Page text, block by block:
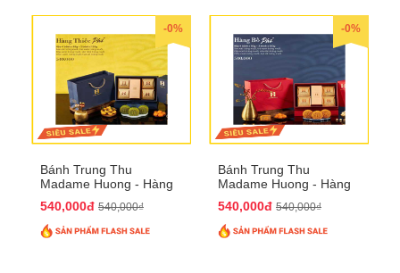
-0%
Bánh Trung Thu
Madame Huong - Hàng
540,000đ 540,000₫
-0%
Bánh Trung Thu
Madame Huong - Hàng
540,000đ 540,000₫